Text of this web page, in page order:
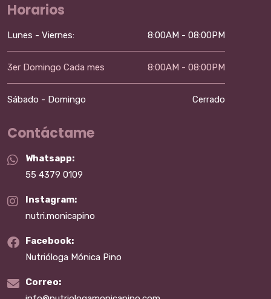
Horarios
Lunes - Viernes: 8:00AM - 08:00PM
3er Domingo Cada mes 8:00AM - 08:00PM
Sábado - Domingo Cerrado
Contáctame
Whatsapp:
55 4379 0109
Instagram:
nutri.monicapino
Facebook:
Nutrióloga Mónica Pino
Correo: